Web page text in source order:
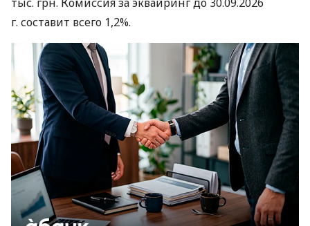
г. составит всего 1,2%.